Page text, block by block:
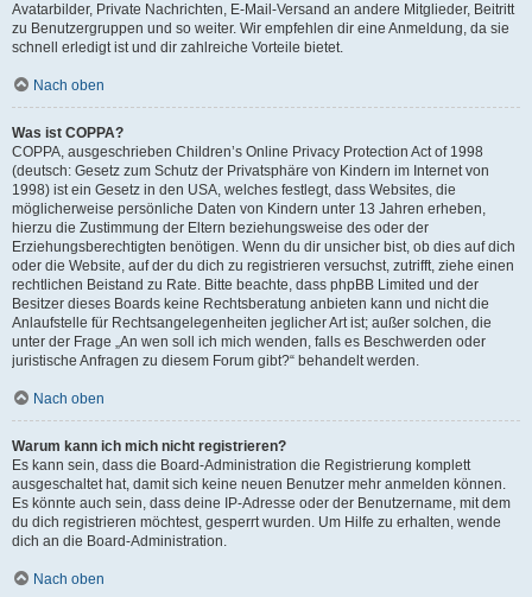
Avatarbilder, Private Nachrichten, E-Mail-Versand an andere Mitglieder, Beitritt
zu Benutzergruppen und so weiter. Wir empfehlen dir eine Anmeldung, da sie
schnell erledigt ist und dir zahlreiche Vorteile bietet.
Nach oben
Was ist COPPA?
COPPA, ausgeschrieben Children’s Online Privacy Protection Act of 1998
(deutsch: Gesetz zum Schutz der Privatsphäre von Kindern im Internet von
1998) ist ein Gesetz in den USA, welches festlegt, dass Websites, die
möglicherweise persönliche Daten von Kindern unter 13 Jahren erheben,
hierzu die Zustimmung der Eltern beziehungsweise des oder der
Erziehungsberechtigten benötigen. Wenn du dir unsicher bist, ob dies auf dich
oder die Website, auf der du dich zu registrieren versuchst, zutrifft, ziehe einen
rechtlichen Beistand zu Rate. Bitte beachte, dass phpBB Limited und der
Besitzer dieses Boards keine Rechtsberatung anbieten kann und nicht die
Anlaufstelle für Rechtsangelegenheiten jeglicher Art ist; außer solchen, die
unter der Frage „An wen soll ich mich wenden, falls es Beschwerden oder
juristische Anfragen zu diesem Forum gibt?“ behandelt werden.
Nach oben
Warum kann ich mich nicht registrieren?
Es kann sein, dass die Board-Administration die Registrierung komplett
ausgeschaltet hat, damit sich keine neuen Benutzer mehr anmelden können.
Es könnte auch sein, dass deine IP-Adresse oder der Benutzername, mit dem
du dich registrieren möchtest, gesperrt wurden. Um Hilfe zu erhalten, wende
dich an die Board-Administration.
Nach oben